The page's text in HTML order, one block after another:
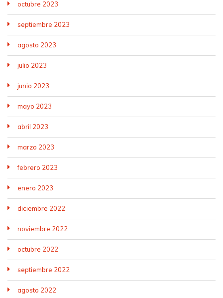
octubre 2023
septiembre 2023
agosto 2023
julio 2023
junio 2023
mayo 2023
abril 2023
marzo 2023
febrero 2023
enero 2023
diciembre 2022
noviembre 2022
octubre 2022
septiembre 2022
agosto 2022